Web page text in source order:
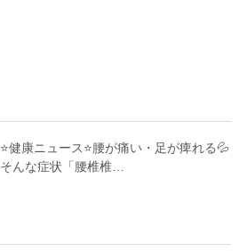
⭐️健康ニュース⭐️腰が痛い・足が痺れる💦
そんな症状「腰椎椎…